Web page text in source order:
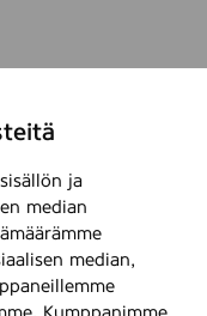
ja
median
median,